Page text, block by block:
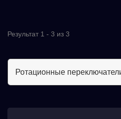
Результат 1 - 3 из 3